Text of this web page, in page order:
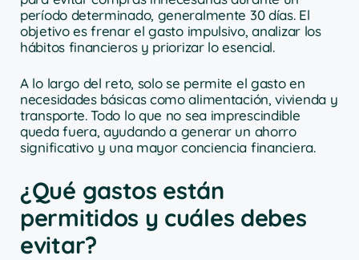
período determinado, generalmente 30 días. El
objetivo es frenar el gasto impulsivo, analizar los
hábitos financieros y priorizar lo esencial.
A lo largo del reto, solo se permite el gasto en
necesidades básicas como alimentación, vivienda y
transporte. Todo lo que no sea imprescindible
queda fuera, ayudando a generar un ahorro
significativo y una mayor conciencia financiera.
¿Qué gastos están
permitidos y cuáles debes
evitar?